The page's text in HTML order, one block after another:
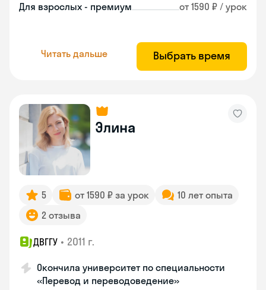
Для взрослых - премиум от 1590 ₽ / урок
Читать дальше Выбрать время
Элина
5 от 1590 ₽ за урок
10 лет опыта
2 отзыва
ДВГГУ • 2011 г.
Окончила университет по специальности
«Перевод и переводоведение»